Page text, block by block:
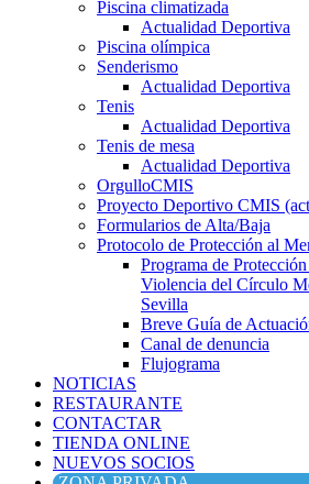
Piscina climatizada
Actualidad Deportiva
Piscina olímpica
Senderismo
Actualidad Deportiva
Tenis
Actualidad Deportiva
Tenis de mesa
Actualidad Deportiva
OrgulloCMIS
Proyecto Deportivo CMIS
Formularios de Alta/Baja
Protocolo de Protección al
Programa de
Violencia del Círculo
Sevilla
Breve Guía de
Canal de denuncia
Flujograma
NOTICIAS
RESTAURANTE
CONTACTAR
TIENDA ONLINE
NUEVOS SOCIOS